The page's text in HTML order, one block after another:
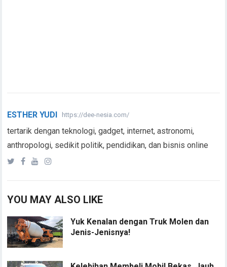
ESTHER YUDI https://dee-nesia.com/
tertarik dengan teknologi, gadget, internet, astronomi,
anthropologi, sedikit politik, pendidikan, dan bisnis online
YOU MAY ALSO LIKE
Yuk Kenalan dengan Truk Molen dan
Jenis-Jenisnya!